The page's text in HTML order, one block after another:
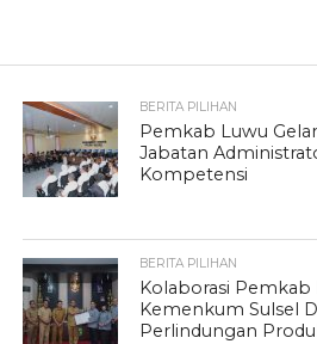
BERITA PILIHAN
Pemkab Luwu
Jabatan
Kompetensi
BERITA PILIHAN
Kolaborasi Pemkab
Kemenkum Sulsel
Perlindungan